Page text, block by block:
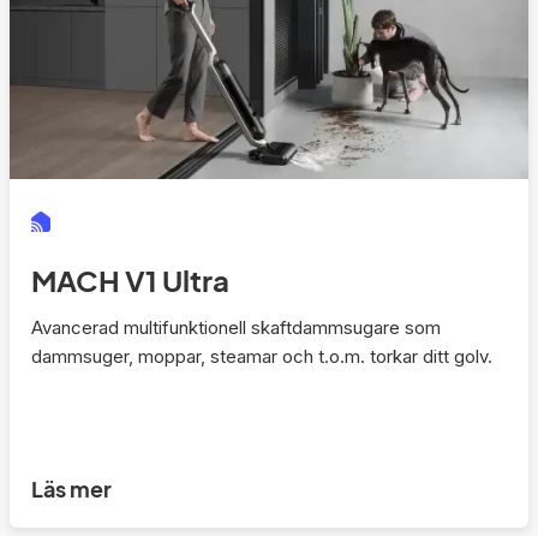
MACH V1 Ultra
Avancerad multifunktionell skaftdammsugare som
dammsuger, moppar, steamar och t.o.m. torkar ditt golv.
Läs mer